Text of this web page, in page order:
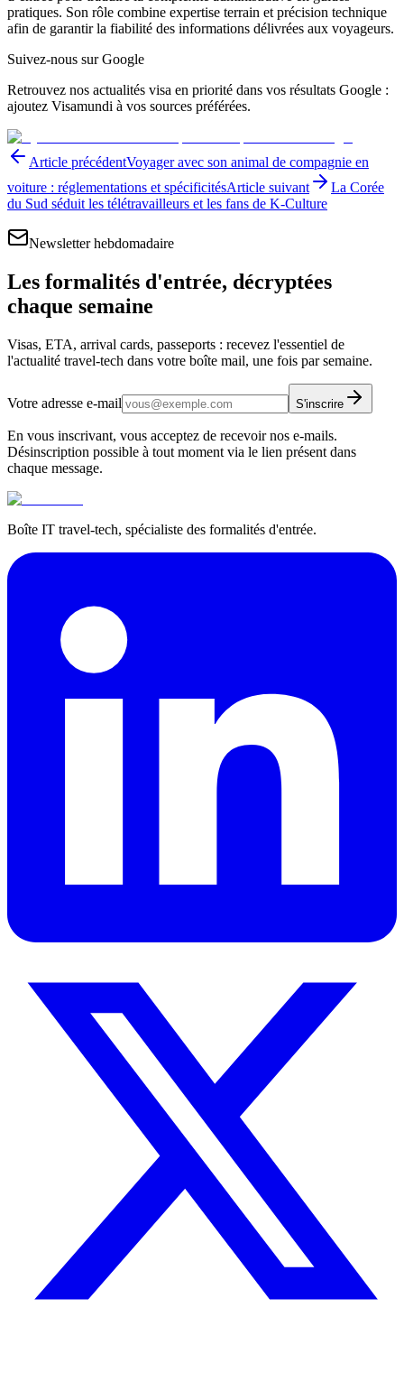
pratiques. Son rôle combine expertise terrain et précision technique
afin de garantir la fiabilité des informations délivrées aux voyageurs.
Suivez-nous sur Google
Retrouvez nos actualités visa en priorité dans vos résultats Google :
ajoutez Visamundi à vos sources préférées.
Article précédentVoyager avec son animal de compagnie en
voiture : réglementations et spécificitésArticle suivant
La Corée
du Sud séduit les télétravailleurs et les fans de K-Culture
Newsletter hebdomadaire
Les formalités d'entrée, décryptées
chaque semaine
Visas, ETA, arrival cards, passeports : recevez l'essentiel de
l'actualité travel-tech dans votre boîte mail, une fois par semaine.
Votre adresse e-mail S'inscrire
En vous inscrivant, vous acceptez de recevoir nos e-mails.
Désinscription possible à tout moment via le lien présent dans
chaque message.
Boîte IT travel-tech, spécialiste des formalités d'entrée.